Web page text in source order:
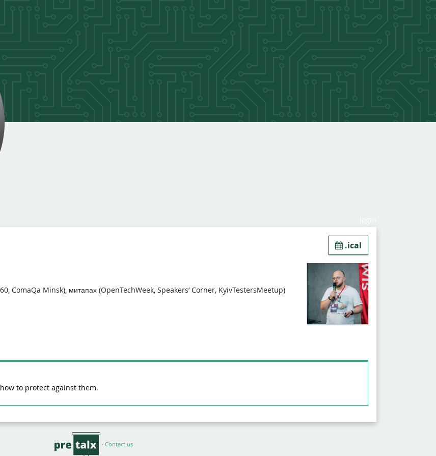
.ical
ComaQa Minsk), митапах (OpenTechWeek, Speakers’ Corner, KyivTestersMeetup)
to protect against them.
·Contact us